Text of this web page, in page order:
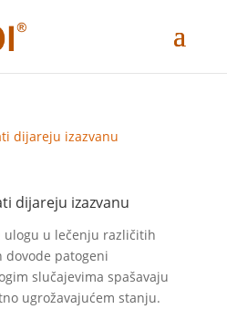
dijareju izazvanu
u lečenju različitih
dovode patogeni
slučajevima spašavaju
ugrožavajućem stanju.